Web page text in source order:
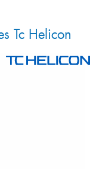
Tc Helicon